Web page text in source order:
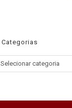
Categorias
Selecionar categoria